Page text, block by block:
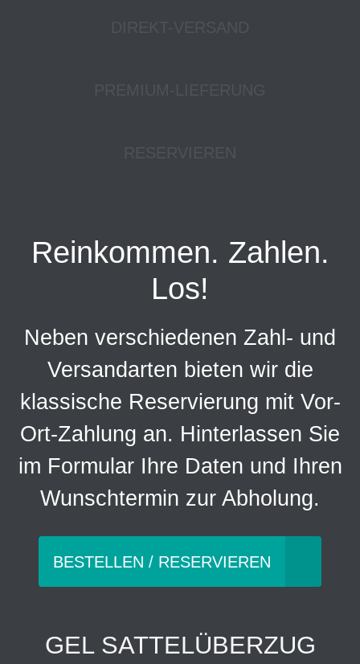
Reinkommen. Zahlen.
Los!
Neben verschiedenen Zahl- und
Versandarten bieten wir die
klassische Reservierung mit Vor-
Ort-Zahlung an. Hinterlassen Sie
im Formular Ihre Daten und Ihren
Wunschtermin zur Abholung.
BESTELLEN / RESERVIEREN
GEL SATTELÜBERZUG